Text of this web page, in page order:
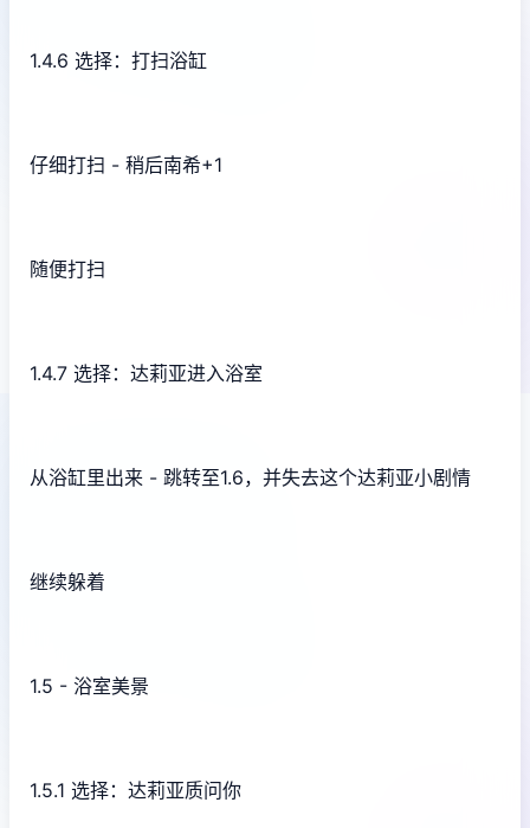
1.4.6 选择：打扫浴缸
仔细打扫 - 稍后南希+1
随便打扫
1.4.7 选择：达莉亚进入浴室
从浴缸里出来 - 跳转至1.6，并失去这个达莉亚小剧情
继续躲着
1.5 - 浴室美景
1.5.1 选择：达莉亚质问你